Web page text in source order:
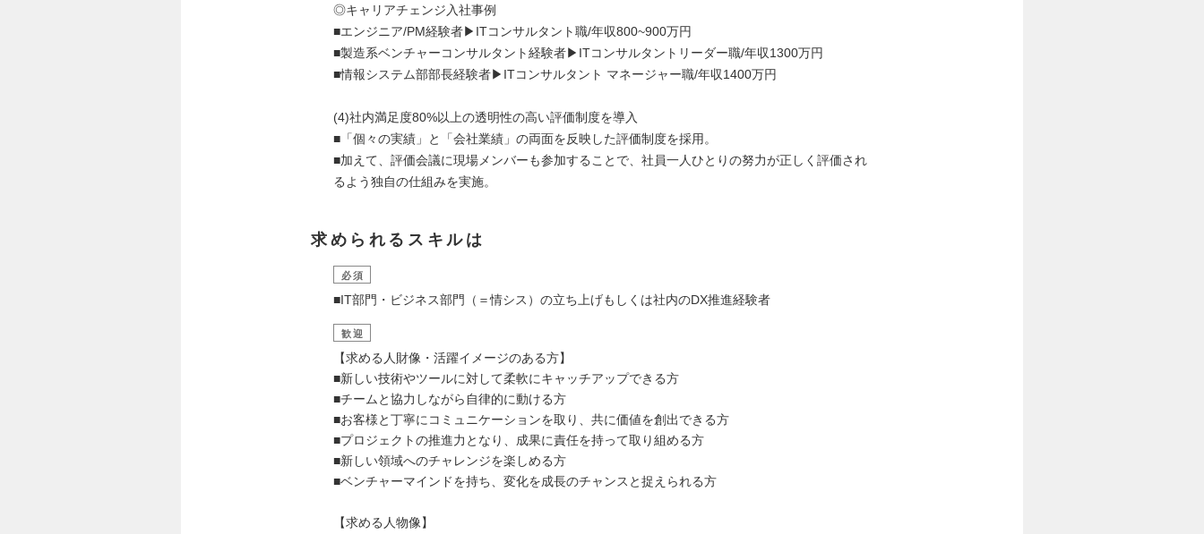
◎キャリアチェンジ入社事例
■エンジニア/PM経験者▶︎ITコンサルタント職/年収800~900万円
■製造系ベンチャーコンサルタント経験者▶︎ITコンサルタントリーダー職/年収1300万円
■情報システム部部長経験者▶︎ITコンサルタント マネージャー職/年収1400万円
(4)社内満足度80%以上の透明性の高い評価制度を導入
■「個々の実績」と「会社業績」の両面を反映した評価制度を採用。
■加えて、評価会議に現場メンバーも参加することで、社員一人ひとりの努力が正しく評価され
るよう独自の仕組みを実施。
求められるスキルは
必須
■IT部門・ビジネス部門（＝情シス）の立ち上げもしくは社内のDX推進経験者
歓迎
【求める人財像・活躍イメージのある方】
■新しい技術やツールに対して柔軟にキャッチアップできる方
■チームと協力しながら自律的に動ける方
■お客様と丁寧にコミュニケーションを取り、共に価値を創出できる方
■プロジェクトの推進力となり、成果に責任を持って取り組める方
■新しい領域へのチャレンジを楽しめる方
■ベンチャーマインドを持ち、変化を成長のチャンスと捉えられる方
【求める人物像】